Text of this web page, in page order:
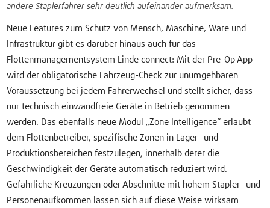
andere Staplerfahrer sehr deutlich aufeinander aufmerksam.
Neue Features zum Schutz von Mensch, Maschine, Ware und
Infrastruktur gibt es darüber hinaus auch für das
Flottenmanagementsystem Linde connect: Mit der Pre-Op App
wird der obligatorische Fahrzeug-Check zur unumgehbaren
Voraussetzung bei jedem Fahrerwechsel und stellt sicher, dass
nur technisch einwandfreie Geräte in Betrieb genommen
werden. Das ebenfalls neue Modul „Zone Intelligence“ erlaubt
dem Flottenbetreiber, spezifische Zonen in Lager- und
Produktionsbereichen festzulegen, innerhalb derer die
Geschwindigkeit der Geräte automatisch reduziert wird.
Gefährliche Kreuzungen oder Abschnitte mit hohem Stapler- und
Personenaufkommen lassen sich auf diese Weise wirksam